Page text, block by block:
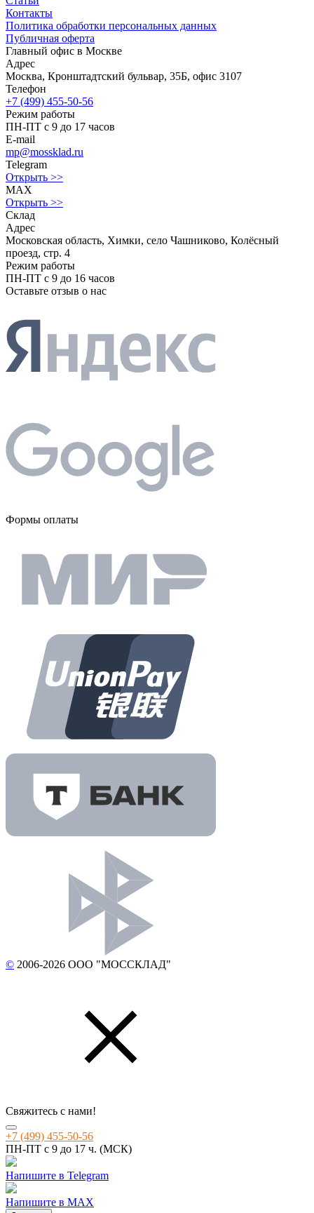
Контакты
Политика обработки персональных данных
Публичная оферта
Главный офис в Москве
Адрес
Москва, Кронштадтский бульвар, 35Б, офис 3107
Телефон
+7 (499) 455-50-56
Режим работы
ПН-ПТ с 9 до 17 часов
E-mail
mp@mossklad.ru
Telegram
Открыть >>
MAX
Открыть >>
Склад
Адрес
Московская область, Химки, село Чашниково, Колёсный
проезд, стр. 4
Режим работы
ПН-ПТ с 9 до 16 часов
Оставьте отзыв о нас
Формы оплаты
© 2006-2026 ООО "МОССКЛАД"
Свяжитесь с нами!
+7 (499) 455-50-56
ПН-ПТ с 9 до 17 ч. (МСК)
Напишите в Telegram
Напишите в MAX